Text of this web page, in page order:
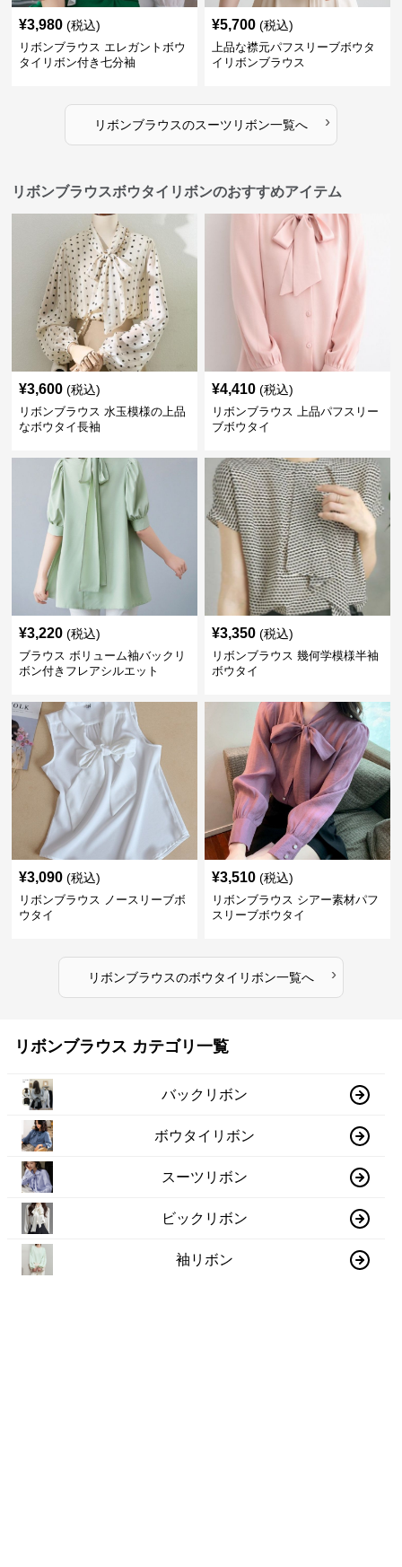
¥3,980 (税込)
リボンブラウス エレガントボウ
タイリボン付き七分袖
¥5,700 (税込)
上品な襟元パフスリーブボウタ
イリボンブラウス
リボンブラウスのスーツリボン一覧へ ›
リボンブラウスボウタイリボンのおすすめアイテム
¥3,600 (税込)
リボンブラウス 水玉模様の上品
なボウタイ長袖
¥4,410 (税込)
リボンブラウス 上品パフスリー
ブボウタイ
¥3,220 (税込)
ブラウス ボリューム袖バックリ
ボン付きフレアシルエット
¥3,350 (税込)
リボンブラウス 幾何学模様半袖
ボウタイ
¥3,090 (税込)
リボンブラウス ノースリーブボ
ウタイ
¥3,510 (税込)
リボンブラウス シアー素材パフ
スリーブボウタイ
リボンブラウスのボウタイリボン一覧へ ›
リボンブラウス カテゴリ一覧
バックリボン
ボウタイリボン
スーツリボン
ビックリボン
袖リボン